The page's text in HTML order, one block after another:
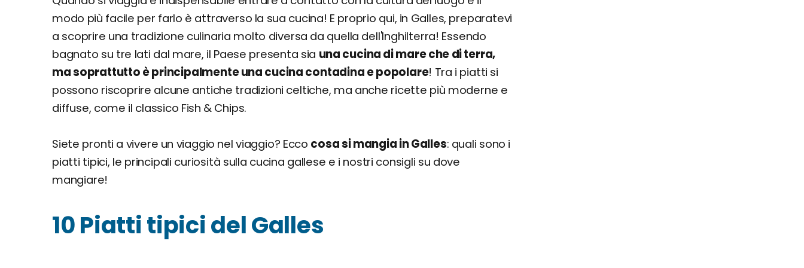
modo più facile per farlo è attraverso la sua cucina! E proprio qui, in Galles, preparatevi
a scoprire una tradizione culinaria molto diversa da quella dell'Inghilterra! Essendo
bagnato su tre lati dal mare, il Paese presenta sia una cucina di mare che di terra,
ma soprattutto è principalmente una cucina contadina e popolare! Tra i piatti si
possono riscoprire alcune antiche tradizioni celtiche, ma anche ricette più moderne e
diffuse, come il classico Fish & Chips.
Siete pronti a vivere un viaggio nel viaggio? Ecco cosa si mangia in Galles: quali sono i
piatti tipici, le principali curiosità sulla cucina gallese e i nostri consigli su dove
mangiare!
10 Piatti tipici del Galles